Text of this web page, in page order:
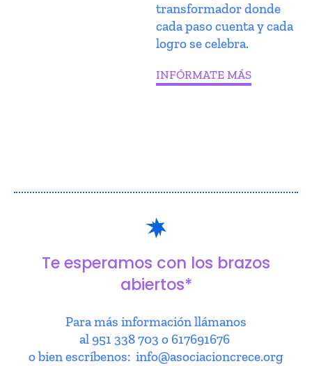
transformador donde
cada paso cuenta y cada
logro se celebra.
INFÓRMATE MÁS
Te esperamos con los brazos
abiertos*
Para más información llámanos
al 951 338 703 o 617691676
o bien escríbenos: info@asociacioncrece.org